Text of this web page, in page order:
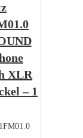
XLR
– 1